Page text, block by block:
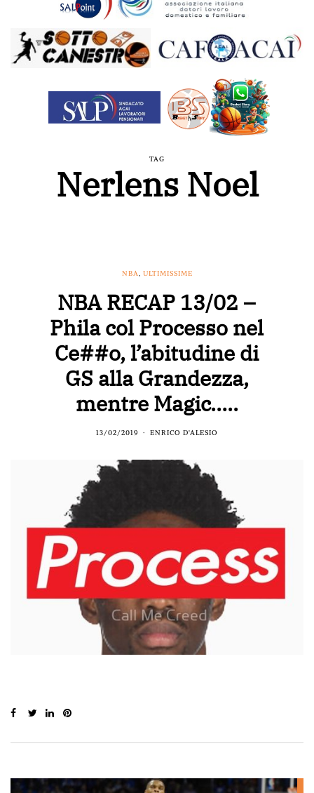
TAG
Nerlens Noel
NBA, ULTIMISSIME
NBA RECAP 13/02 –
Phila col Processo nel
Ce##o, l’abitudine di
GS alla Grandezza,
mentre Magic…..
13/02/2019 ENRICO D'ALESIO